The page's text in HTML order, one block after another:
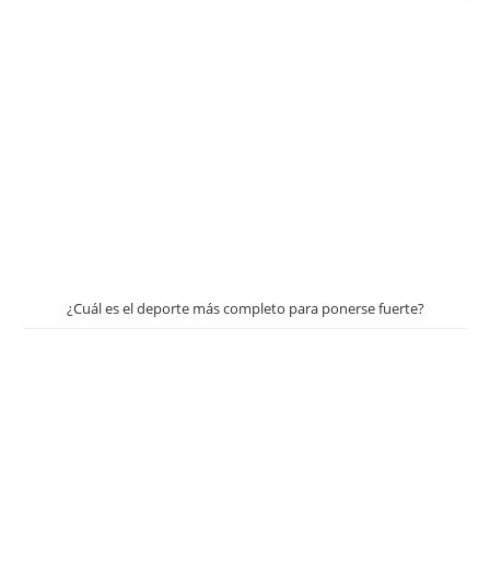
¿Cuál es el deporte más completo para ponerse fuerte?